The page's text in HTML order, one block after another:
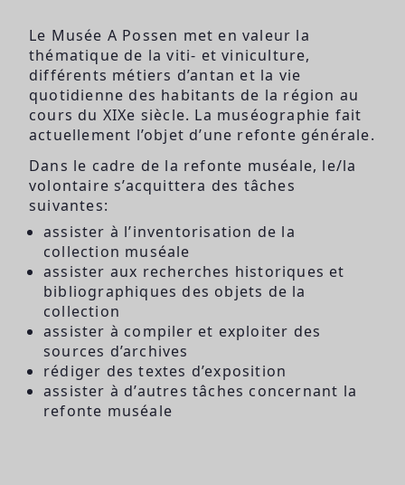
Le Musée A Possen met en valeur la
thématique de la viti- et viniculture,
différents métiers d’antan et la vie
quotidienne des habitants de la région au
cours du XIXe siècle. La muséographie fait
actuellement l’objet d’une refonte générale.
Dans le cadre de la refonte muséale, le/la
volontaire s’acquittera des tâches
suivantes:
assister à l’inventorisation de la
collection muséale
assister aux recherches historiques et
bibliographiques des objets de la
collection
assister à compiler et exploiter des
sources d’archives
rédiger des textes d’exposition
assister à d’autres tâches concernant la
refonte muséale